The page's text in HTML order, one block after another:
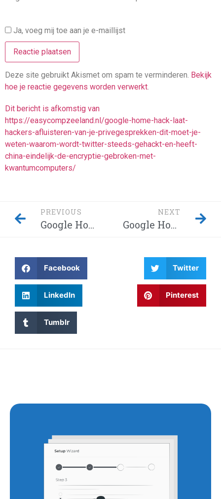
Ja, voeg mij toe aan je e-maillijst
Deze site gebruikt Akismet om spam te verminderen. Bekijk
hoe je reactie gegevens worden verwerkt.
Dit bericht is afkomstig van
https://easycompzeeland.nl/google-home-hack-laat-
hackers-afluisteren-van-je-privegesprekken-dit-moet-je-
weten-waarom-wordt-twitter-steeds-gehackt-en-heeft-
china-eindelijk-de-encryptie-gebroken-met-
kwantumcomputers/
PREVIOUS
Google Home-hack laat hackers afluisteren van je privégesprekken – Dit moet je weten! Waarom wordt Twitter steeds gehackt en heeft China eindelijk de encryptie gebroken met kwantumcomputers?
NEXT
Google Home-hack laat hackers afluisteren van je privégesprekken – Dit moet je weten! Waarom wordt Twitter steeds gehackt en heeft China eindelijk de encryptie gebroken met kwantumcomputers?
Facebook Twitter
LinkedIn Pinterest
Tumblr